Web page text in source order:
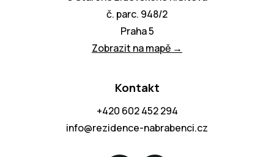
č. parc. 948/2
Praha 5
Zobrazit na mapě →
Kontakt
+420 602 452 294
info@rezidence-nabrabenci.cz